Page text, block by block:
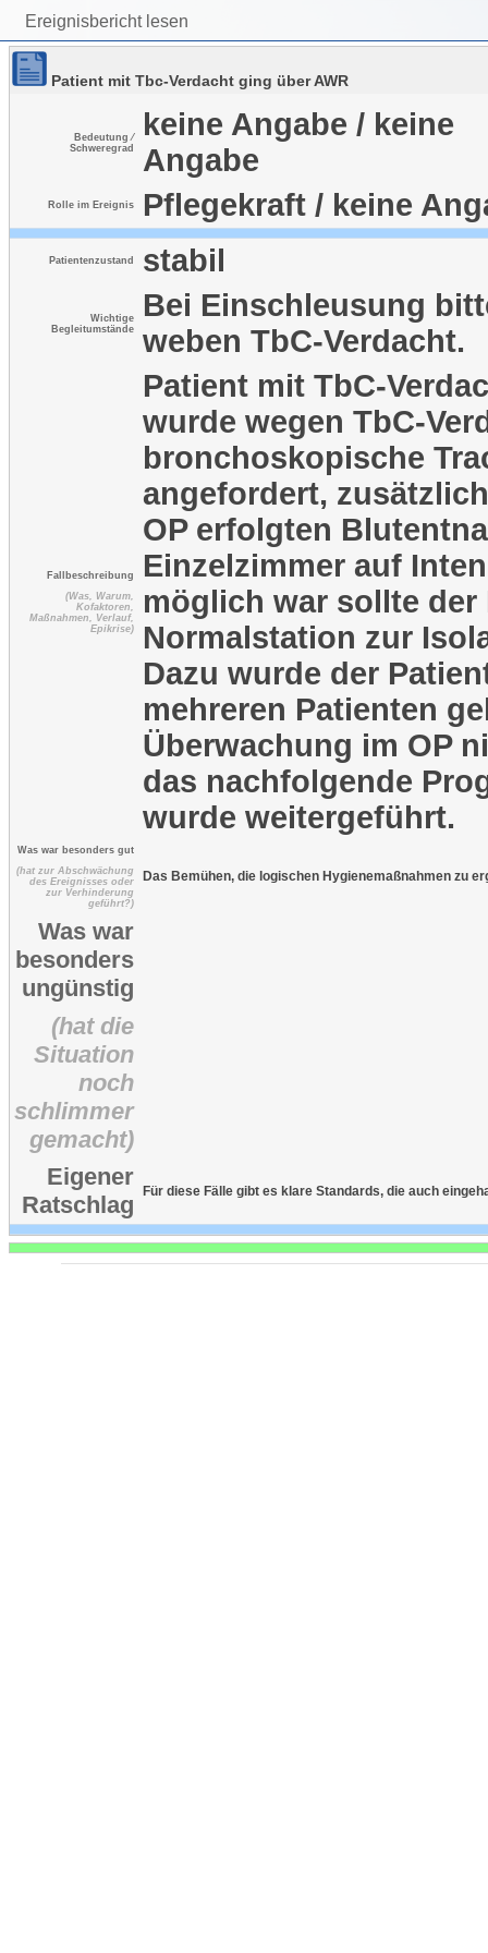
Ereignisbericht lesen
Patient mit Tbc-Verdacht ging über AWR
Bedeutung ⁄
Schweregrad
keine Angabe / keine
Angabe
Rolle im Ereignis Pflegekraft / keine
Patientenzustand stabil
Wichtige
Begleitumstände
Bei Einschleusung
weben TbC-Verdacht.
Fallbeschreibung
(Was, Warum,
Kofaktoren,
Maßnahmen, Verlauf,
Epikrise)
Patient mit TbC-
wurde wegen TbC-
bronchoskopische
angefordert,
OP erfolgten
Einzelzimmer auf
möglich war sollte der
Normalstation zur
Dazu wurde der
mehreren Patienten
Überwachung im OP
das nachfolgende
wurde weitergeführt.
Was war besonders gut
(hat zur Abschwächung
des Ereignisses oder
zur Verhinderung
geführt?)
Das Bemühen, die logischen Hygienemaßnahmen zu
Was war
besonders
ungünstig
(hat die
Situation
noch
schlimmer
gemacht)
Eigener
Ratschlag
Für diese Fälle gibt es klare Standards, die auch